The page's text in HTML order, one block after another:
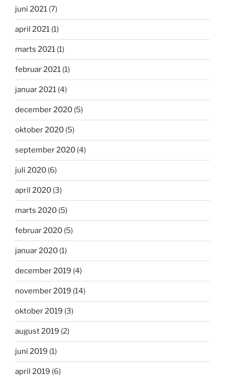
juni 2021 (7)
april 2021 (1)
marts 2021 (1)
februar 2021 (1)
januar 2021 (4)
december 2020 (5)
oktober 2020 (5)
september 2020 (4)
juli 2020 (6)
april 2020 (3)
marts 2020 (5)
februar 2020 (5)
januar 2020 (1)
december 2019 (4)
november 2019 (14)
oktober 2019 (3)
august 2019 (2)
juni 2019 (1)
april 2019 (6)